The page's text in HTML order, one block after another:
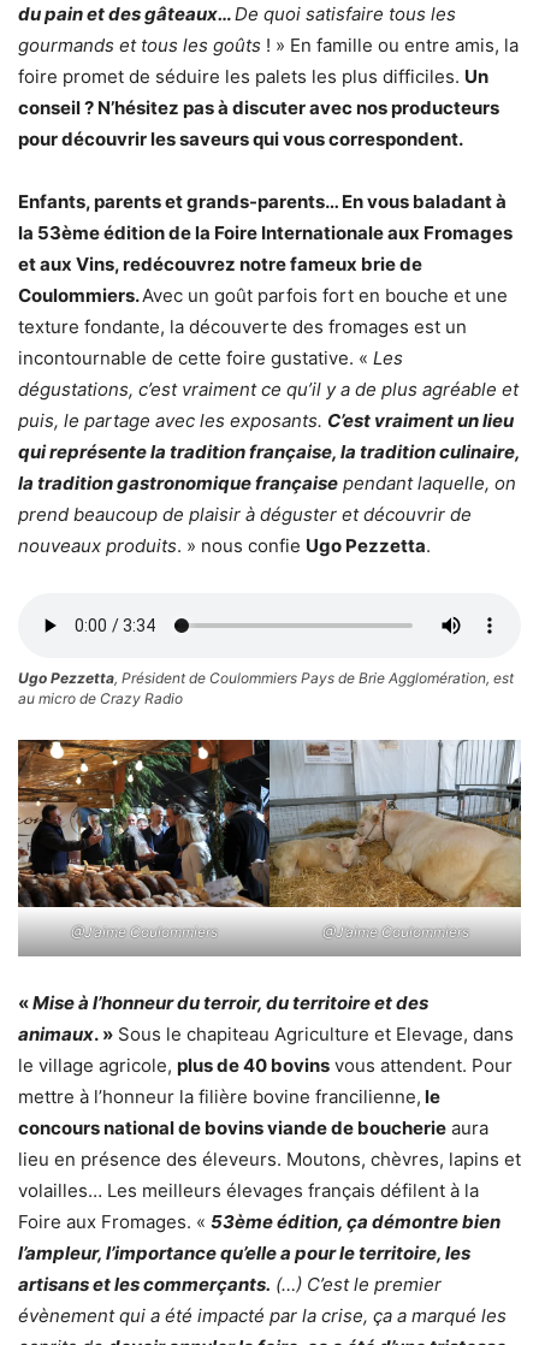
du pain et des gâteaux…De quoi satisfaire tous les
gourmands et tous les goûts ! » En famille ou entre amis, la
foire promet de séduire les palets les plus difficiles. Un
conseil ? N’hésitez pas à discuter avec nos producteurs
pour découvrir les saveurs qui vous correspondent.
Enfants, parents et grands-parents… En vous baladant à
la 53ème édition de la Foire Internationale aux Fromages
et aux Vins, redécouvrez notre fameux brie de
Coulommiers.Avec un goût parfois fort en bouche et une
texture fondante, la découverte des fromages est un
incontournable de cette foire gustative. « Les
dégustations, c’est vraiment ce qu’il y a de plus agréable et
puis, le partage avec les exposants. C’est vraiment un lieu
qui représente la tradition française, la tradition culinaire,
la tradition gastronomique française pendant laquelle, on
prend beaucoup de plaisir à déguster et découvrir de
nouveaux produits. » nous confie Ugo Pezzetta.
Ugo Pezzetta, Président de Coulommiers Pays de Brie Agglomération, est
au micro de Crazy Radio
@J’aime Coulommiers @J’aime Coulommiers
«Mise à l’honneur du terroir, du territoire et des
animaux. » Sous le chapiteau Agriculture et Elevage, dans
le village agricole, plus de 40 bovins vous attendent. Pour
mettre à l’honneur la filière bovine francilienne, le
concours national de bovins viande de boucherie aura
lieu en présence des éleveurs. Moutons, chèvres, lapins et
volailles… Les meilleurs élevages français défilent à la
Foire aux Fromages. « 53ème édition, ça démontre bien
l’ampleur, l’importance qu’elle a pour le territoire, les
artisans et les commerçants. (…) C’est le premier
évènement qui a été impacté par la crise, ça a marqué les